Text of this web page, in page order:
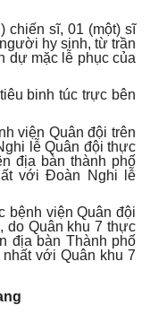
chiến sĩ, 01 (một) sĩ
hy sinh, từ trần
dự mặc lễ phục của
binh túc trực bên
viện Quân đội trên
lễ Quân đội thực
địa bàn thành phố
với Đoàn Nghi lễ
bệnh viện Quân đội
do Quân khu 7 thực
địa bàn Thành phố
với Quân khu 7